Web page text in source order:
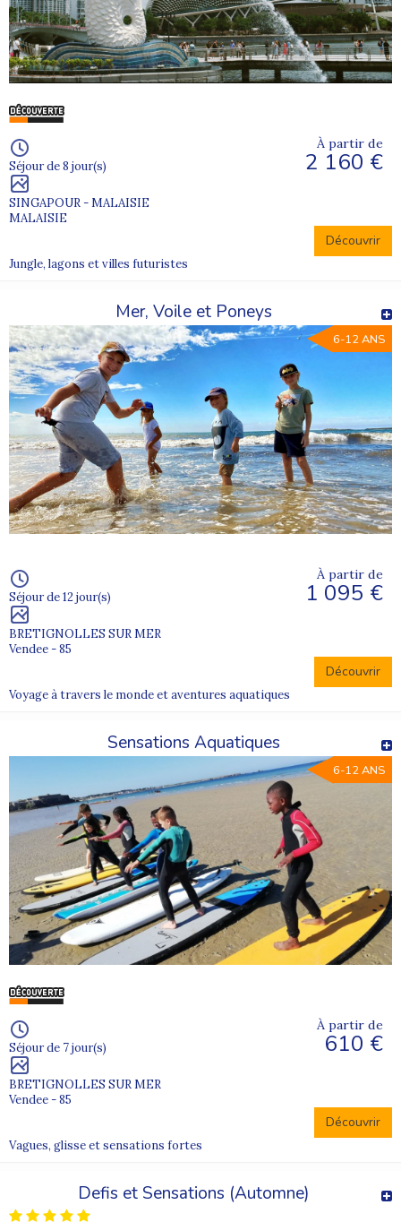
Séjour de 8 jour(s)
SINGAPOUR - MALAISIE
MALAISIE
À partir de
2 160 €
Découvrir
Jungle, lagons et villes futuristes
Mer, Voile et Poneys
6-12 ANS
Séjour de 12 jour(s)
BRETIGNOLLES SUR MER
Vendee - 85
À partir de
1 095 €
Découvrir
Voyage à travers le monde et aventures aquatiques
Sensations Aquatiques
6-12 ANS
Séjour de 7 jour(s)
BRETIGNOLLES SUR MER
Vendee - 85
À partir de
610 €
Découvrir
Vagues, glisse et sensations fortes
Defis et Sensations (Automne)